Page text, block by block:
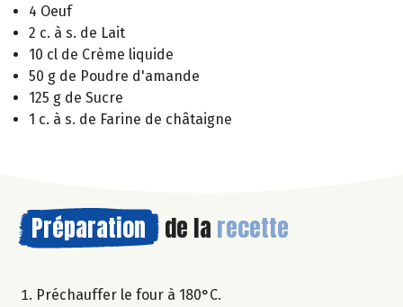
4 Oeuf
2 c. à s. de Lait
10 cl de Crème liquide
50 g de Poudre d'amande
125 g de Sucre
1 c. à s. de Farine de châtaigne
Préparation de la recette
Préchauffer le four à 180°C.